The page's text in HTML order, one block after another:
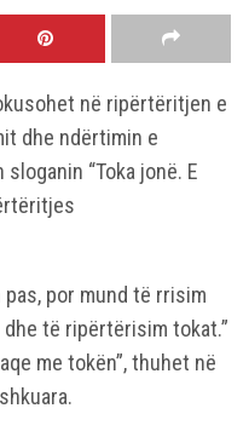
në ripërtëritjen e
dhe ndërtimin e
“Toka jonë. E
pas, por mund të rrisim
të ripërtërisim tokat.”
me tokën”, thuhet në